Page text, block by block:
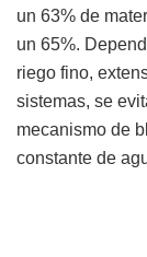
un 63% de
un 65%.
riego fino,
sistemas, se
mecanismo de
constante de